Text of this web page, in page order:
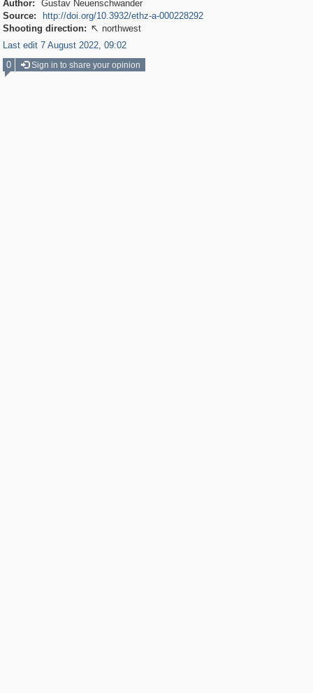
Author:
Gustav Neuenschwander
Source:
http://doi.org/10.3932/ethz-a-000228292
Shooting direction:  northwest
Last edit 7 August 2022, 09:02
0
Sign in to share your opinion